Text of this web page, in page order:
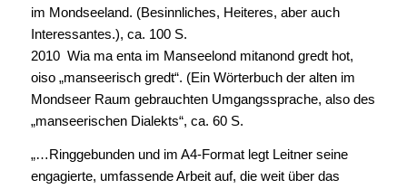
im Mondseeland. (Besinnliches, Heiteres, aber auch
Interessantes.), ca. 100 S.
2010 Wia ma enta im Manseelond mitanond gredt hot,
oiso „manseerisch gredt“. (Ein Wörterbuch der alten im
Mondseer Raum gebrauchten Umgangssprache, also des
„manseerischen Dialekts“, ca. 60 S.
„…Ringgebunden und im A4-Format legt Leitner seine
engagierte, umfassende Arbeit auf, die weit über das